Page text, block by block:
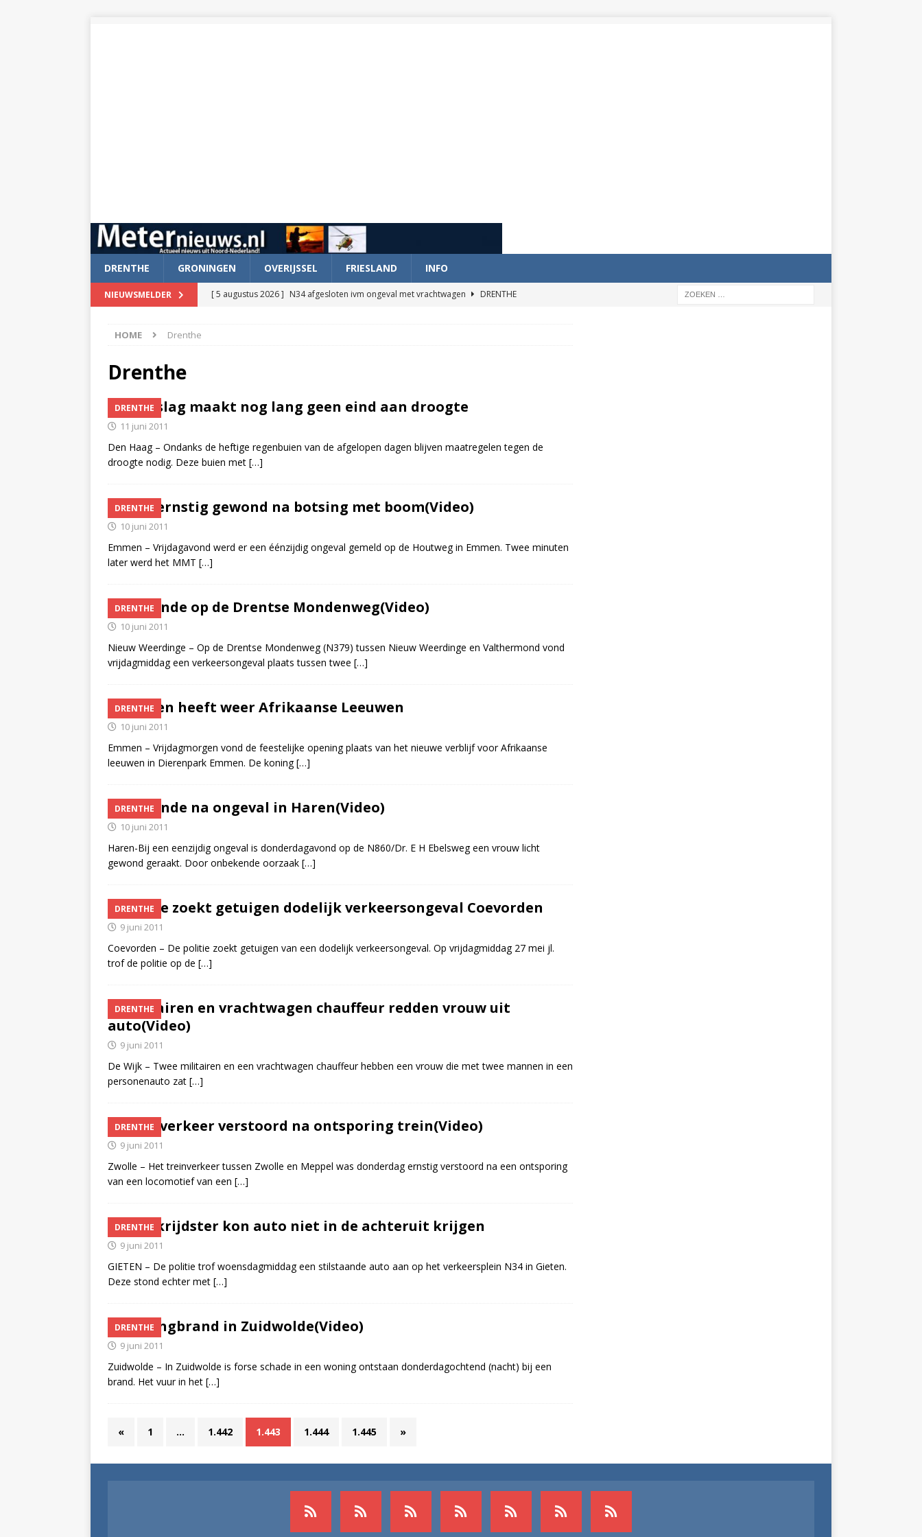
DRENTHE GRONINGEN OVERIJSSEL FRIESLAND INFO
NIEUWSMELDER [ 5 augustus 2026 ] N34 afgesloten ivm ongeval met vrachtwagen
DRENTHE
NIEUWS
NIEUWS
HOME Drenthe
Drenthe
DRENTHE
Neerslag maakt nog lang geen eind aan droogte
11 juni 2011
Den Haag – Ondanks de heftige regenbuien van de afgelopen dagen blijven maatregelen tegen de
droogte nodig. Deze buien met […]
DRENTHE
Man ernstig gewond na botsing met boom(Video)
10 juni 2011
Emmen – Vrijdagavond werd er een éénzijdig ongeval gemeld op de Houtweg in Emmen. Twee minuten
later werd het MMT […]
DRENTHE
Gewonde op de Drentse Mondenweg(Video)
10 juni 2011
Nieuw Weerdinge – Op de Drentse Mondenweg (N379) tussen Nieuw Weerdinge en Valthermond vond
vrijdagmiddag een verkeersongeval plaats tussen twee […]
DRENTHE
Emmen heeft weer Afrikaanse Leeuwen
10 juni 2011
Emmen – Vrijdagmorgen vond de feestelijke opening plaats van het nieuwe verblijf voor Afrikaanse
leeuwen in Dierenpark Emmen. De koning[…]
DRENTHE
Gewonde na ongeval in Haren(Video)
10 juni 2011
Haren-Bij een eenzijdig ongeval is donderdagavond op de N860/Dr. E H Ebelsweg een vrouw licht
gewond geraakt. Door onbekende oorzaak […]
DRENTHE
Politie zoekt getuigen dodelijk verkeersongeval Coevorden
9 juni 2011
Coevorden – De politie zoekt getuigen van een dodelijk verkeersongeval. Op vrijdagmiddag 27 mei jl.
trof de politie op de […]
DRENTHE
Militairen en vrachtwagen chauffeur redden vrouw uit
auto(Video)
9 juni 2011
De Wijk – Twee militairen en een vrachtwagen chauffeur hebben een vrouw die met twee mannen in een
personenauto zat […]
DRENTHE
Treinverkeer verstoord na ontsporing trein(Video)
9 juni 2011
Zwolle – Het treinverkeer tussen Zwolle en Meppel was donderdag ernstig verstoord na een ontsporing
van een locomotief van een […]
DRENTHE
Spookrijdster kon auto niet in de achteruit krijgen
9 juni 2011
GIETEN – De politie trof woensdagmiddag een stilstaande auto aan op het verkeersplein N34 in Gieten.
Deze stond echter met […]
DRENTHE
Woningbrand in Zuidwolde(Video)
9 juni 2011
Zuidwolde – In Zuidwolde is forse schade in een woning ontstaan donderdagochtend (nacht) bij een
brand. Het vuur in het […]
« 1 … 1.442 1.443 1.444 1.445 »